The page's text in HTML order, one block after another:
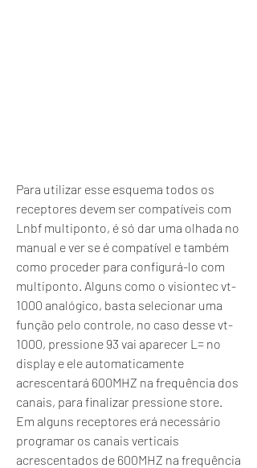
Para utilizar esse esquema todos os
receptores devem ser compatíveis com
Lnbf multiponto, é só dar uma olhada no
manual e ver se é compatível e também
como proceder para configurá-lo com
multiponto. Alguns como o visiontec vt-
1000 analógico, basta selecionar uma
função pelo controle, no caso desse vt-
1000, pressione 93 vai aparecer L= no
display e ele automaticamente
acrescentará 600MHZ na frequência dos
canais, para finalizar pressione store.
Em alguns receptores erá necessário
programar os canais verticais
acrescentados de 600MHZ na frequência